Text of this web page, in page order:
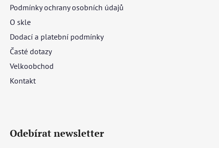
Podmínky ochrany osobních údajů
O skle
Dodací a platební podmínky
Časté dotazy
Velkoobchod
Kontakt
Odebírat newsletter